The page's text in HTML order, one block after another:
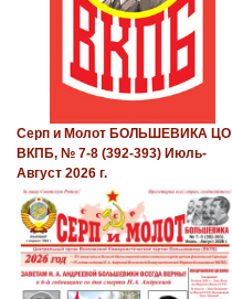
Серп и Молот БОЛЬШЕВИКА ЦО
ВКПБ, № 7-8 (392-393) Июль-
Август 2026 г.